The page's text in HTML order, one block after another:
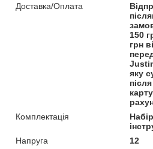
Доставка/Оплата
150
грн
яку
Комплектація
Напруга
12